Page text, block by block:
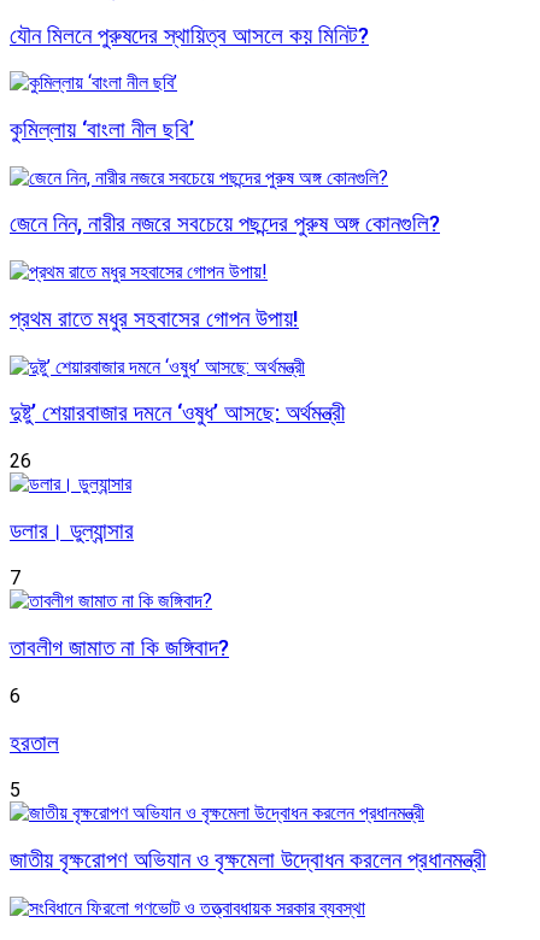
যৌন মিলনে পুরুষদের স্থায়িত্ব আসলে কয় মিনিট?
কুমিল্লায় ‘বাংলা নীল ছবি’
জেনে নিন, নারীর নজরে সবচেয়ে পছন্দের পুরুষ অঙ্গ কোনগুলি?
প্রথম রাতে মধুর সহবাসের গোপন উপায়!
দুষ্টু’ শেয়ারবাজার দমনে ‘ওষুধ’ আসছে: অর্থমন্ত্রী
26
ডলার। ডুল্যান্সার
7
তাবলীগ জামাত না কি জঙ্গিবাদ?
6
হরতাল
5
জাতীয় বৃক্ষরোপণ অভিযান ও বৃক্ষমেলা উদ্বোধন করলেন প্রধানমন্ত্রী